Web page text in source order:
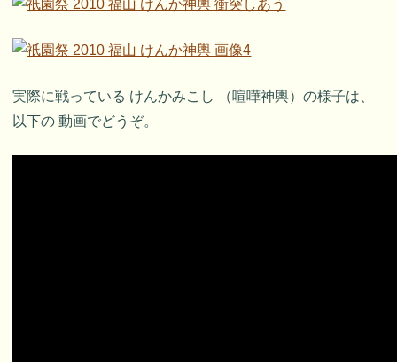
実際に戦っている けんかみこし （喧嘩神輿）の様子は、
以下の 動画でどうぞ。